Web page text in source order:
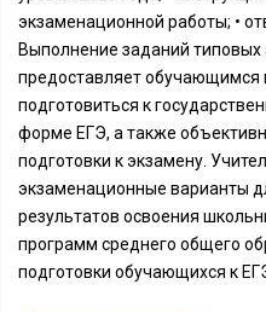
экзаменационной работы; •
Выполнение заданий
предоставляет обучающимся
подготовиться к
форме ЕГЭ, а также
подготовки к экзамену.
экзаменационные варианты
результатов освоения
программ среднего общего
подготовки обучающихся к